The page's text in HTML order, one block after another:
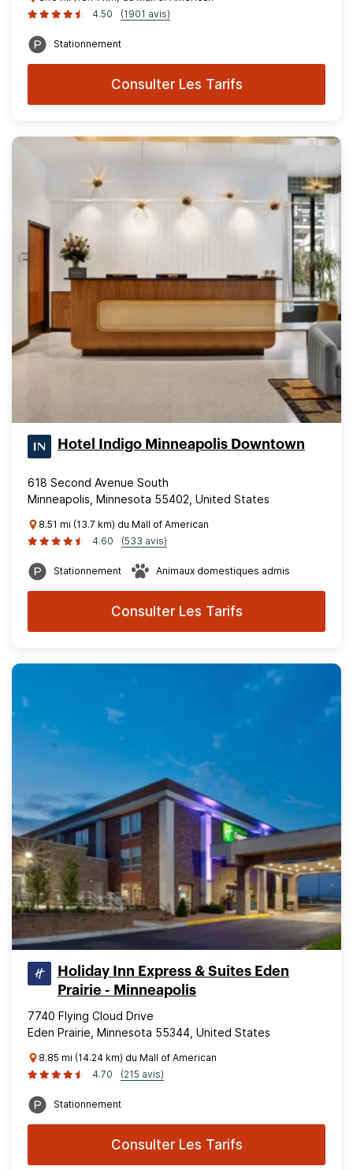
4.50
(1901 avis)
Stationnement
Consulter Les Tarifs
Hotel Indigo Minneapolis Downtown
618 Second Avenue South
Minneapolis, Minnesota 55402, United States
8.51 mi (13.7 km) du Mall of American
4.60
(533 avis)
Stationnement Animaux domestiques admis
Consulter Les Tarifs
Holiday Inn Express & Suites Eden
Prairie - Minneapolis
7740 Flying Cloud Drive
Eden Prairie, Minnesota 55344, United States
8.85 mi (14.24 km) du Mall of American
4.70
(215 avis)
Stationnement
Consulter Les Tarifs